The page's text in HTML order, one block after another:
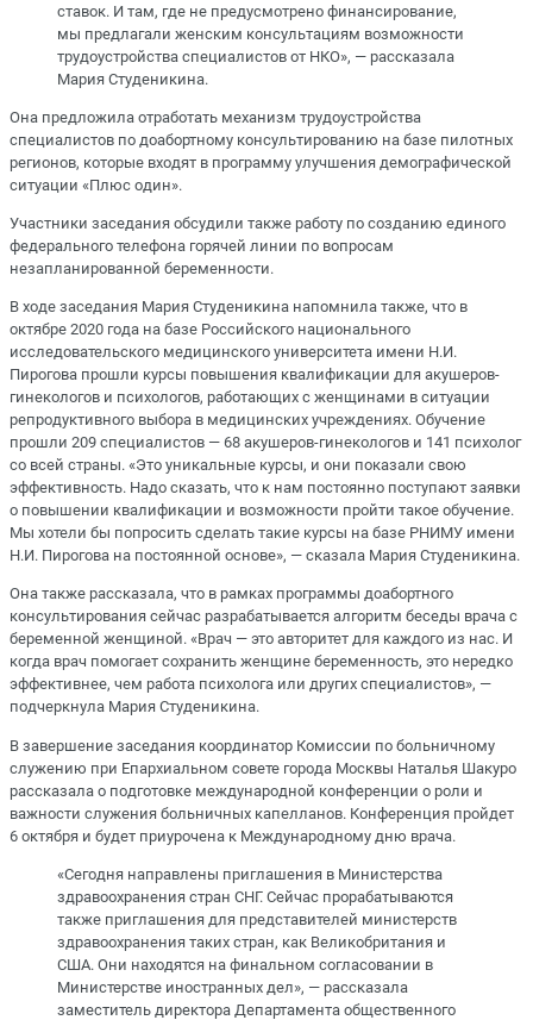
ставок. И там, где не предусмотрено финансирование,
мы предлагали женским консультациям возможности
трудоустройства специалистов от НКО», — рассказала
Мария Студеникина.
Она предложила отработать механизм трудоустройства
специалистов по доабортному консультированию на базе пилотных
регионов, которые входят в программу улучшения демографической
ситуации «Плюс один».
Участники заседания обсудили также работу по созданию единого
федерального телефона горячей линии по вопросам
незапланированной беременности.
В ходе заседания Мария Студеникина напомнила также, что в
октябре 2020 года на базе Российского национального
исследовательского медицинского университета имени Н.И.
Пирогова прошли курсы повышения квалификации для акушеров-
гинекологов и психологов, работающих с женщинами в ситуации
репродуктивного выбора в медицинских учреждениях. Обучение
прошли 209 специалистов — 68 акушеров-гинекологов и 141 психолог
со всей страны. «Это уникальные курсы, и они показали свою
эффективность. Надо сказать, что к нам постоянно поступают заявки
о повышении квалификации и возможности пройти такое обучение.
Мы хотели бы попросить сделать такие курсы на базе РНИМУ имени
Н.И. Пирогова на постоянной основе», — сказала Мария Студеникина.
Она также рассказала, что в рамках программы доабортного
консультирования сейчас разрабатывается алгоритм беседы врача с
беременной женщиной. «Врач — это авторитет для каждого из нас. И
когда врач помогает сохранить женщине беременность, это нередко
эффективнее, чем работа психолога или других специалистов», —
подчеркнула Мария Студеникина.
В завершение заседания координатор Комиссии по больничному
служению при Епархиальном совете города Москвы Наталья Шакуро
рассказала о подготовке международной конференции о роли и
важности служения больничных капелланов. Конференция пройдет
6 октября и будет приурочена к Международному дню врача.
«Сегодня направлены приглашения в Министерства
здравоохранения стран СНГ. Сейчас прорабатываются
также приглашения для представителей министерств
здравоохранения таких стран, как Великобритания и
США. Они находятся на финальном согласовании в
Министерстве иностранных дел», — рассказала
заместитель директора Департамента общественного